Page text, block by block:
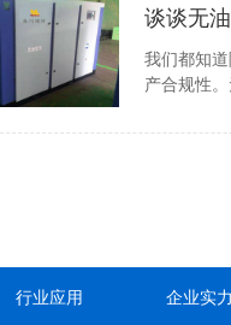
谈谈无
我们都知
产合规性
行业应用 企业实力